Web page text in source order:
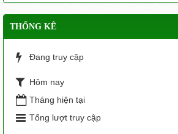
THỐNG KÊ
Đang truy cập
Hôm nay
Tháng hiện tại
Tổng lượt truy cập